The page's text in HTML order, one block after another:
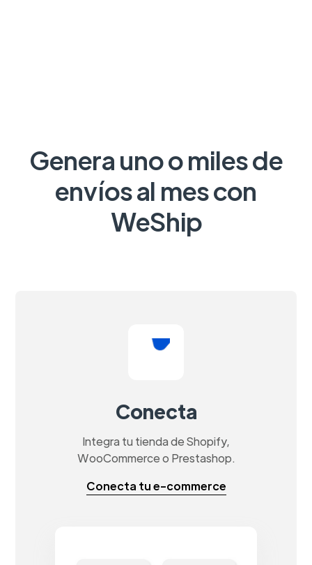
Genera uno o miles de
envíos al mes con
WeShip
Conecta
Integra tu tienda de Shopify,
WooCommerce o Prestashop.
Conecta tu e-commerce